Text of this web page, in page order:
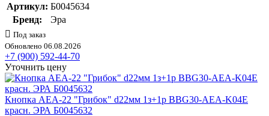
Артикул: Б0045634
Бренд:
Эра
Под заказ
Обновлено 06.08.2026
+7 (900) 592-44-70
Уточнить цену
Кнопка AEA-22 "Грибок" d22мм 1з+1р BBG30-AEA-K04E
красн. ЭРА Б0045632